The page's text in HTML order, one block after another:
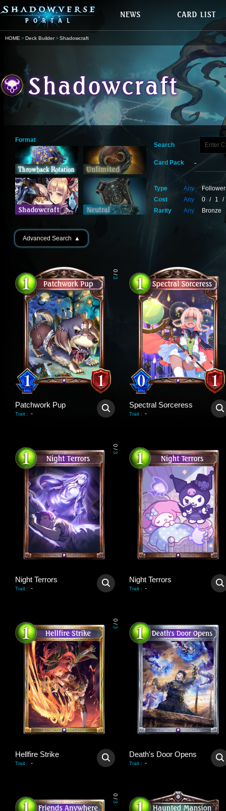
HOME Deck Builder Shadowcraft
Format
Search
Card Pack
Type Any
Cost
Any 0 / 1
/
Rarity
Any Bronze
Advanced Search ▲
0
/
3
Patchwork Pup
Trait : -
Spectral Sorceress
Trait : -
0
/
3
Night Terrors
Trait : -
Night Terrors
Trait : -
0
/
3
Hellfire Strike
Trait : -
Death's Door Opens
Trait : -
0
/
3